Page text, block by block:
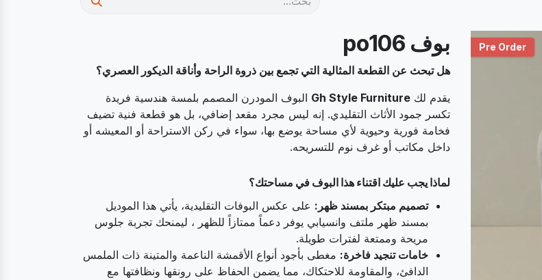
Pre Order بوف po106
هل تبحث عن القطعة المثالية التي تجمع بين ذروة الراحة وأناقة الديكور العصري؟
يقدم لك Gh Style Furniture البوف المودرن المصمم بلمسة هندسية فريدة
تكسر جمود الأثاث التقليدي. إنه ليس مجرد مقعد إضافي، بل هو قطعة فنية تضيف
فخامة فورية وحيوية لأي مساحة يوضع بها، سواء في ركن الاستراحة أو المعيشه أو
داخل مكاتب أو غرف نوم للتسريحه.
لماذا يجب عليك اقتناء هذا البوف في مساحتك؟
تصميم مبتكر بمسند ظهر: على عكس البوفات التقليدية، يأتي هذا الموديل
بمسند ظهر ملتف وانسيابي يوفر دعماً ممتازاً للظهر ، ليمنحك تجربة جلوس
مريحة وممتعة لفترات طويلة.
خامات تنجيد فاخرة: مغطى بأجود أنواع الأقمشة الناعمة والمتينة ذات الملمس
الدافئ، والمقاومة للاحتكاك، مما يضمن الحفاظ على رونقها ونظافتها مع